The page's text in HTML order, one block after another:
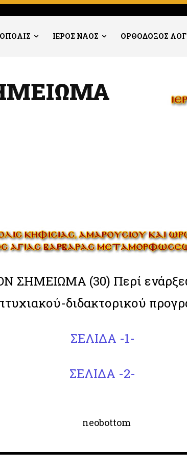
ΙΕΡΟΣ ΝΑΟΣ ΟΡΘΟΔΟΞΟΣ
ΣΗΜΕΙΩΜΑ (30) Περί
διδακτορικού
ΣΕΛΙΔΑ -1-
ΣΕΛΙΔΑ -2-